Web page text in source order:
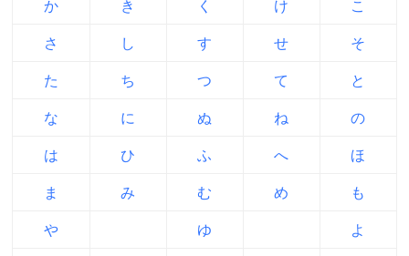
か き く け こ
さ し す せ そ
た ち つ て と
な に ぬ ね の
は ひ ふ へ ほ
ま み む め も
や ゆ よ